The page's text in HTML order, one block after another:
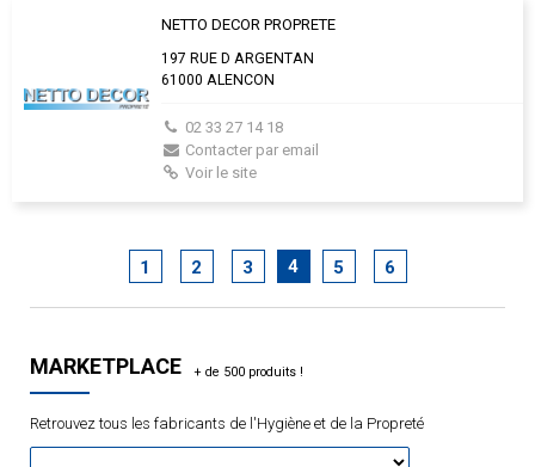
NETTO DECOR PROPRETE
197 RUE D ARGENTAN
61000 ALENCON
02 33 27 14 18
Contacter par email
Voir le site
1 2 3 4 5 6
MARKETPLACE
Retrouvez tous les fabricants de l'Hygiène et de la Propreté